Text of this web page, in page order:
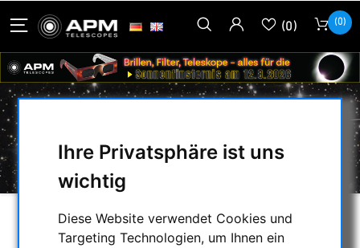
Ihre Privatsphäre ist uns
wichtig
Diese Website verwendet Cookies und
Targeting Technologien, um Ihnen ein
(0) (0)
ZAMBUTO CARL
AUSWAHL